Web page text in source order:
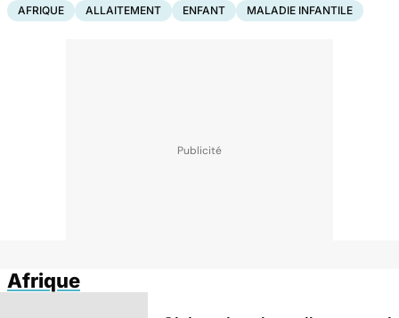
AFRIQUE ALLAITEMENT ENFANT MALADIE INFANTILE
Afrique